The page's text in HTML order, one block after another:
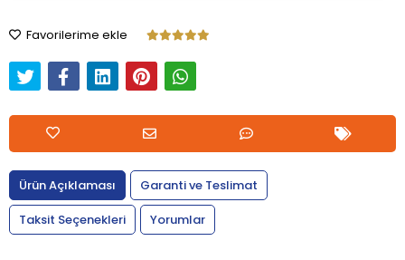
Favorilerime ekle
Ürün Açıklaması
Garanti ve Teslimat
Taksit Seçenekleri
Yorumlar